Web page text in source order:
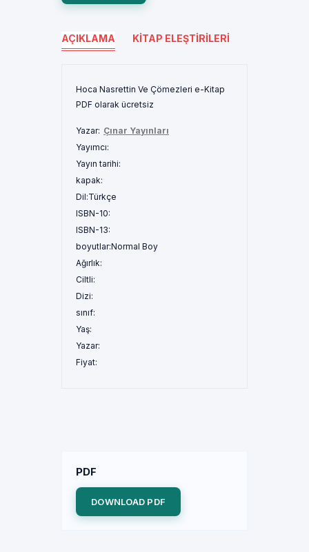
AÇIKLAMA KITAP ELEŞTIRILERI
Hoca Nasrettin Ve Çömezleri e-Kitap
PDF olarak ücretsiz
Yazar: Çınar Yayınları
Yayımcı:
Yayın tarihi:
kapak:
Dil:Türkçe
ISBN-10:
ISBN-13:
boyutlar:Normal Boy
Ağırlık:
Ciltli:
Dizi:
sınıf:
Yaş:
Yazar:
Fiyat:
PDF
DOWNLOAD PDF